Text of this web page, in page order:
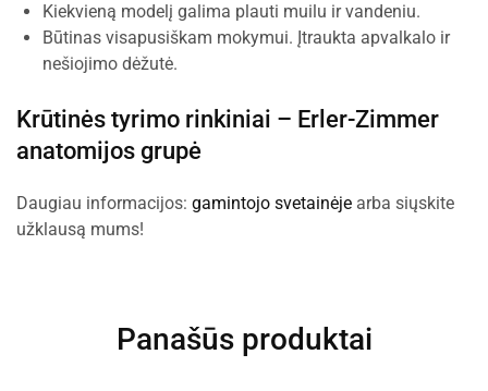
Kiekvieną modelį galima plauti muilu ir vandeniu.
Būtinas visapusiškam mokymui. Įtraukta apvalkalo ir
nešiojimo dėžutė.
Krūtinės tyrimo rinkiniai – Erler-Zimmer
anatomijos grupė
Daugiau informacijos: gamintojo svetainėje arba siųskite
užklausą mums!
Panašūs produktai